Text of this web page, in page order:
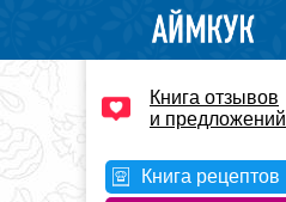
Книга отзывов
и предложений
Книга рецептов